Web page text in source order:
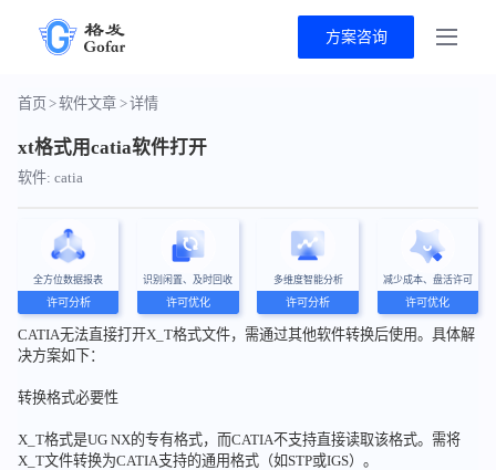
方案咨询
首页>软件文章 >详情
xt格式用catia软件打开
软件: catia
全方位数据报表
许可分析
识别闲置、及时回收
许可优化
多维度智能分析
许可分析
减少成本、盘活许可
许可优化
CATIA无法直接打开X_T格式文件，需通过其他软件转换后使用。具体解
决方案如下：
转换格式必要性
X_T格式是UG NX的专有格式，而CATIA不支持直接读取该格式。需将
X_T文件转换为CATIA支持的通用格式（如STP或IGS）。